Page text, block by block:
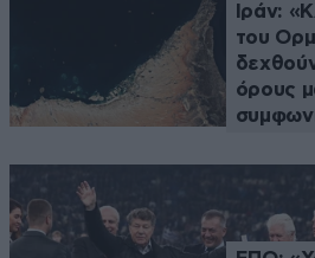
Ιράν:
του
όρους